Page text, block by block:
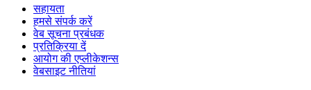
सहायता
हमसे संपर्क करें
वेब सूचना प्रबंधक
प्रतिक्रिया दें
आयोग की एप्लीकेशन्स
वेबसाइट नीतियां